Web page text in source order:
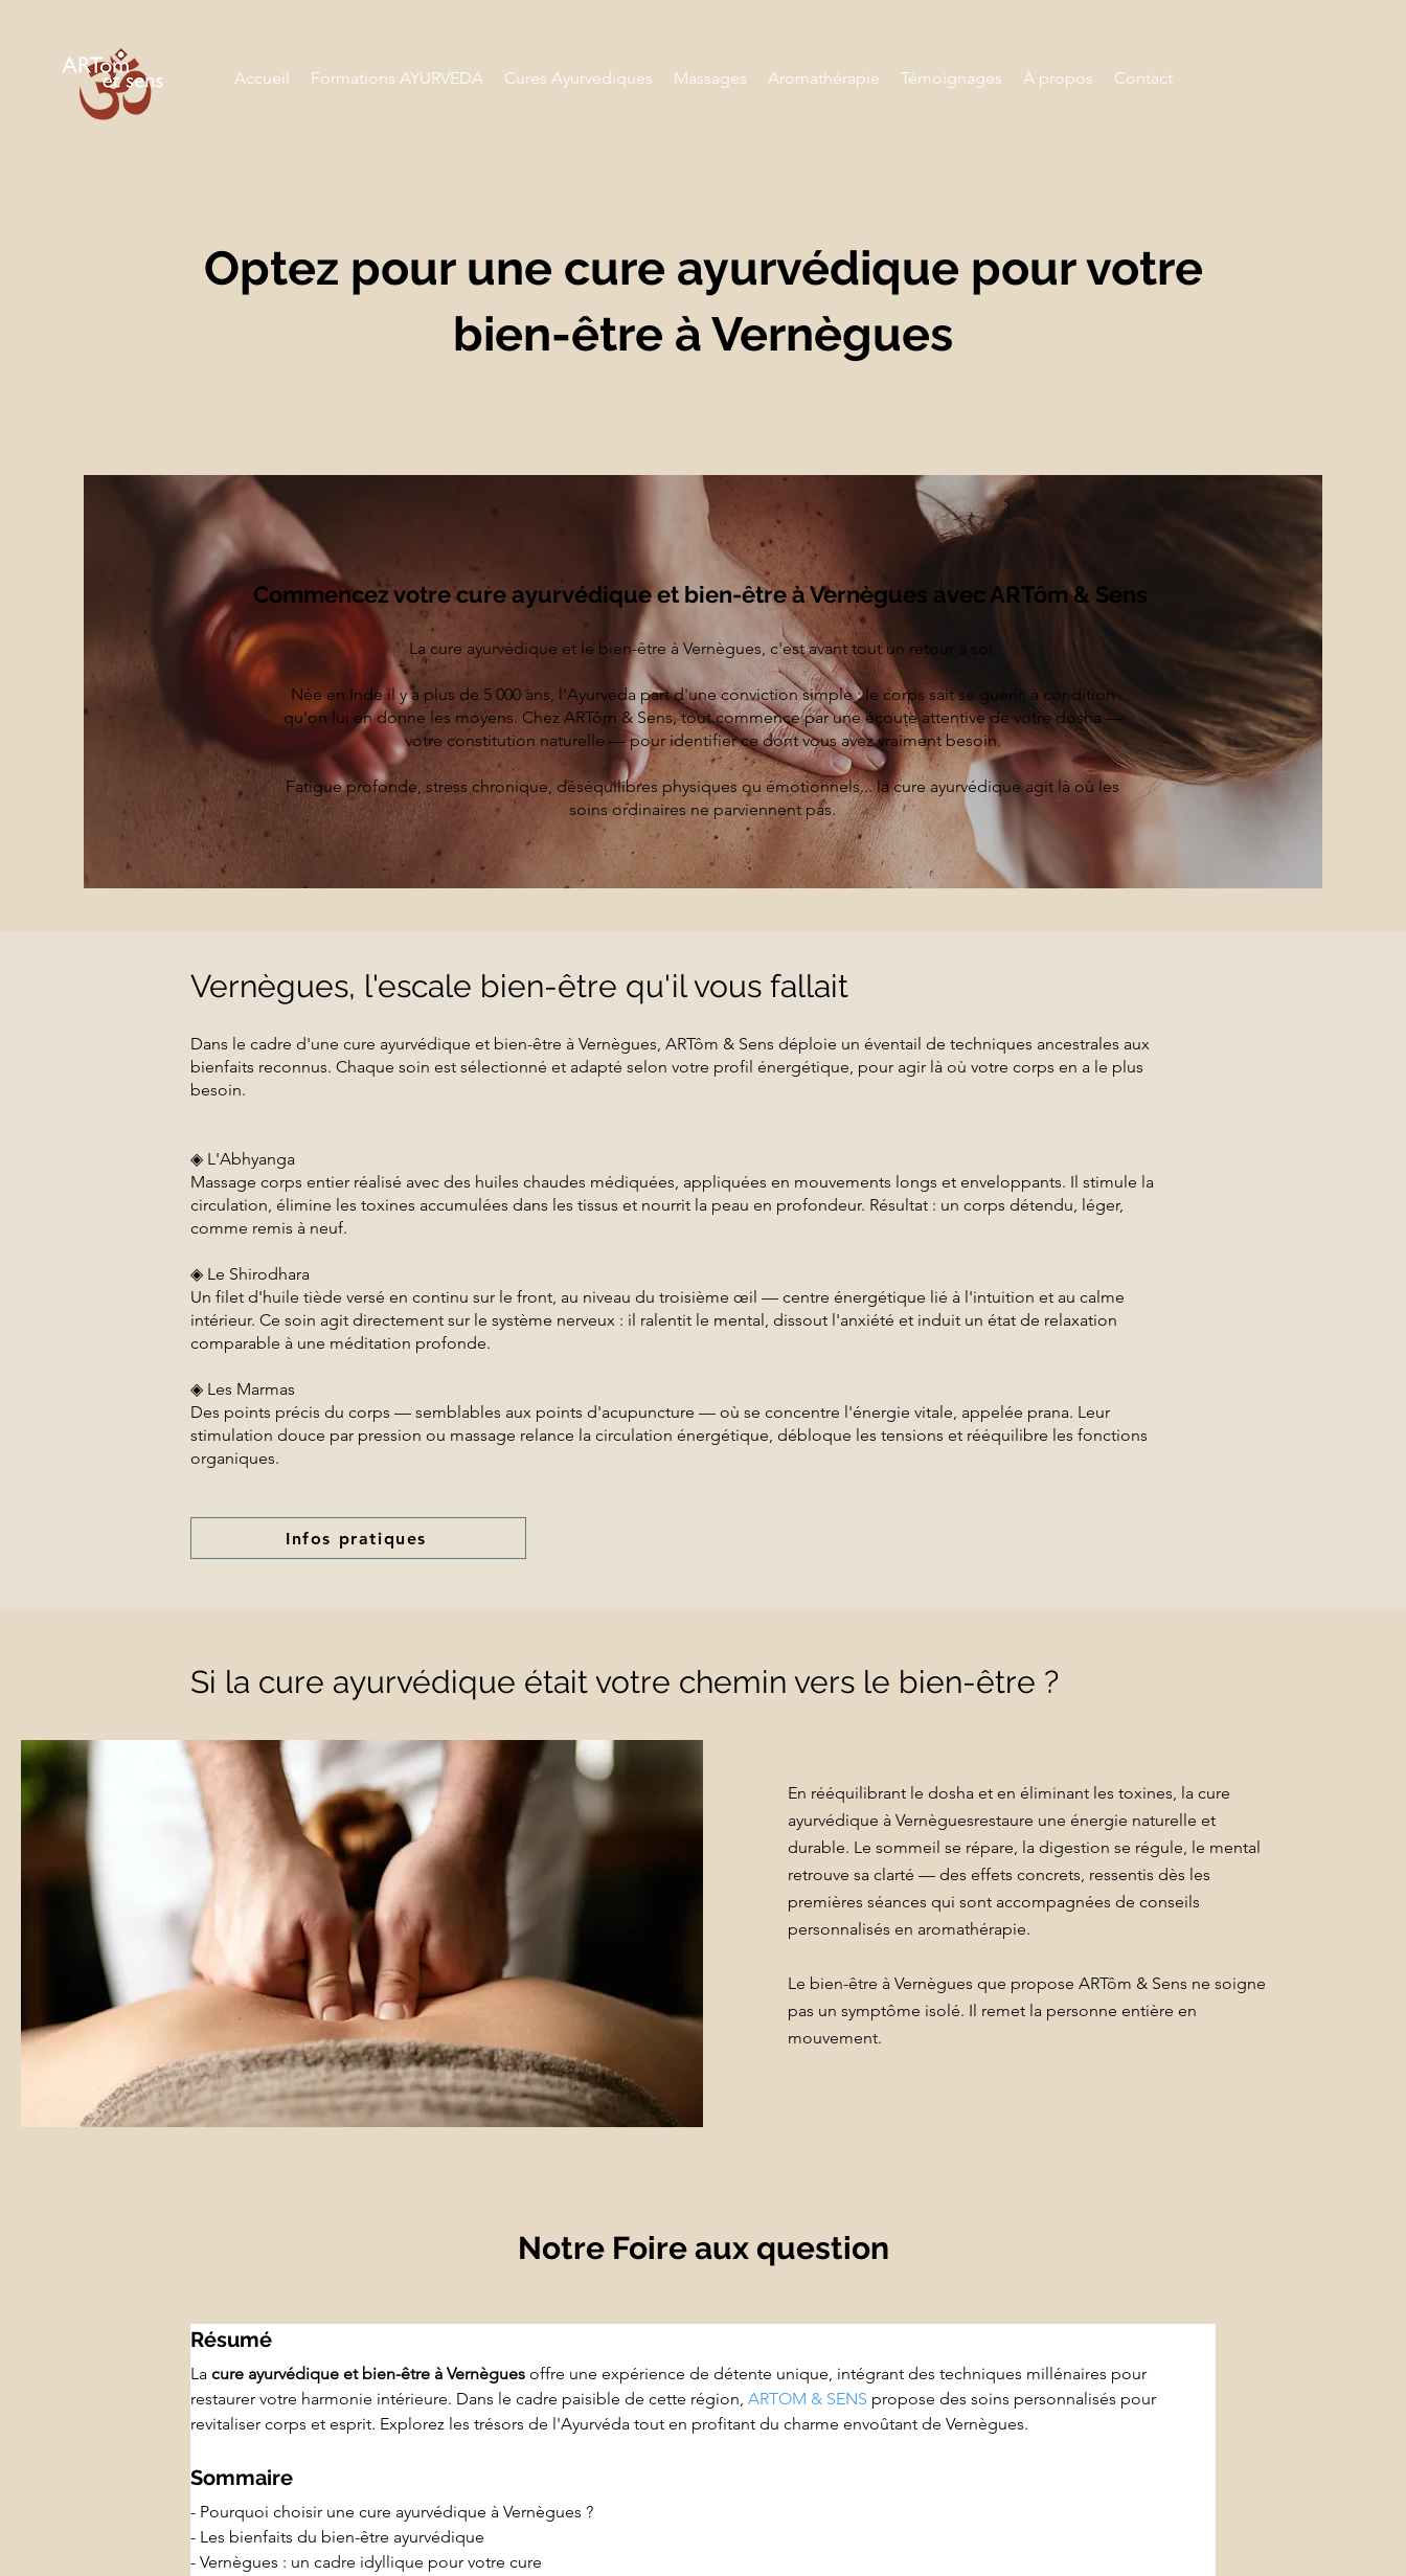
Accueil Formations AYURVEDA Cures Ayurvediques Massages Aromathérapie Témoignages À propos Contact
Optez pour une cure ayurvédique pour votre
bien-être à Vernègues
Commencez votre cure ayurvédique et bien-être à Vernègues avec ARTôm & Sens
La cure ayurvédique et le bien-être à Vernègues, c'est avant tout un retour à soi.
Née en Inde il y a plus de 5 000 ans, l'Ayurvéda part d'une conviction simple : le corps sait se guérir, à condition
qu'on lui en donne les moyens. Chez ARTôm & Sens, tout commence par une écoute attentive de votre dosha —
votre constitution naturelle — pour identifier ce dont vous avez vraiment besoin.
Fatigue profonde, stress chronique, déséquilibres physiques ou émotionnels... la cure ayurvédique agit là où les
soins ordinaires ne parviennent pas.
Vernègues, l'escale bien-être qu'il vous fallait
Dans le cadre d'une cure ayurvédique et bien-être à Vernègues, ARTôm & Sens déploie un éventail de techniques ancestrales aux
bienfaits reconnus. Chaque soin est sélectionné et adapté selon votre profil énergétique, pour agir là où votre corps en a le plus
besoin.
◈ L'Abhyanga
Massage corps entier réalisé avec des huiles chaudes médiquées, appliquées en mouvements longs et enveloppants. Il stimule la
circulation, élimine les toxines accumulées dans les tissus et nourrit la peau en profondeur. Résultat : un corps détendu, léger,
comme remis à neuf.
◈ Le Shirodhara
Un filet d'huile tiède versé en continu sur le front, au niveau du troisième œil — centre énergétique lié à l'intuition et au calme
intérieur. Ce soin agit directement sur le système nerveux : il ralentit le mental, dissout l'anxiété et induit un état de relaxation
comparable à une méditation profonde.
◈ Les Marmas
Des points précis du corps — semblables aux points d'acupuncture — où se concentre l'énergie vitale, appelée prana. Leur
stimulation douce par pression ou massage relance la circulation énergétique, débloque les tensions et rééquilibre les fonctions
organiques.
Infos pratiques
Si la cure ayurvédique était votre chemin vers le bien-être ?
En rééquilibrant le dosha et en éliminant les toxines, la cure
ayurvédique à Vernèguesrestaure une énergie naturelle et
durable. Le sommeil se répare, la digestion se régule, le mental
retrouve sa clarté — des effets concrets, ressentis dès les
premières séances qui sont accompagnées de conseils
personnalisés en aromathérapie.
Le bien-être à Vernègues que propose ARTôm & Sens ne soigne
pas un symptôme isolé. Il remet la personne entière en
mouvement.
Notre Foire aux question
Résumé
La cure ayurvédique et bien-être à Vernègues offre une expérience de détente unique, intégrant des techniques millénaires pour
restaurer votre harmonie intérieure. Dans le cadre paisible de cette région, ARTOM & SENS propose des soins personnalisés pour
revitaliser corps et esprit. Explorez les trésors de l'Ayurvéda tout en profitant du charme envoûtant de Vernègues.
Sommaire
- Pourquoi choisir une cure ayurvédique à Vernègues ?
- Les bienfaits du bien-être ayurvédique
- Vernègues : un cadre idyllique pour votre cure